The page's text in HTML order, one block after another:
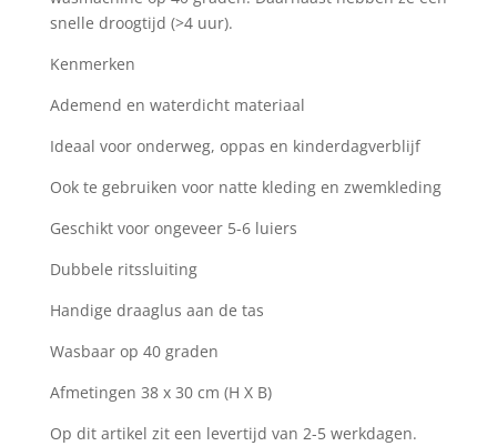
snelle droogtijd (>4 uur).
Kenmerken
Ademend en waterdicht materiaal
Ideaal voor onderweg, oppas en kinderdagverblijf
Ook te gebruiken voor natte kleding en zwemkleding
Geschikt voor ongeveer 5-6 luiers
Dubbele ritssluiting
Handige draaglus aan de tas
Wasbaar op 40 graden
Afmetingen 38 x 30 cm (H X B)
Op dit artikel zit een levertijd van 2-5 werkdagen.